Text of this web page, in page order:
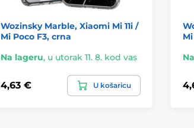
Wozinsky Marble, Xiaomi Mi 11i /
Mi Poco F3, crna
Na lageru, u utorak 11. 8. kod vas
4,63 € U košaricu